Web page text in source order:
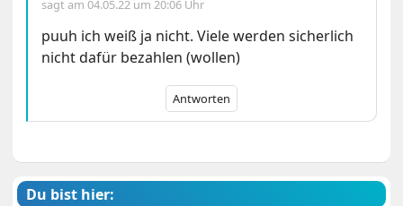
sagt am04.05.22 um 20:06 Uhr
puuh ich weiß ja nicht. Viele werden sicherlich
nicht dafür bezahlen (wollen)
Antworten
Du bist hier: